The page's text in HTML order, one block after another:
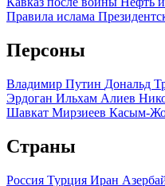
Правила ислама
Персоны
Владимир Путин Дональд
Эрдоган Ильхам Алиев
Шавкат Мирзиеев Касым-
Страны
Россия Турция Иран